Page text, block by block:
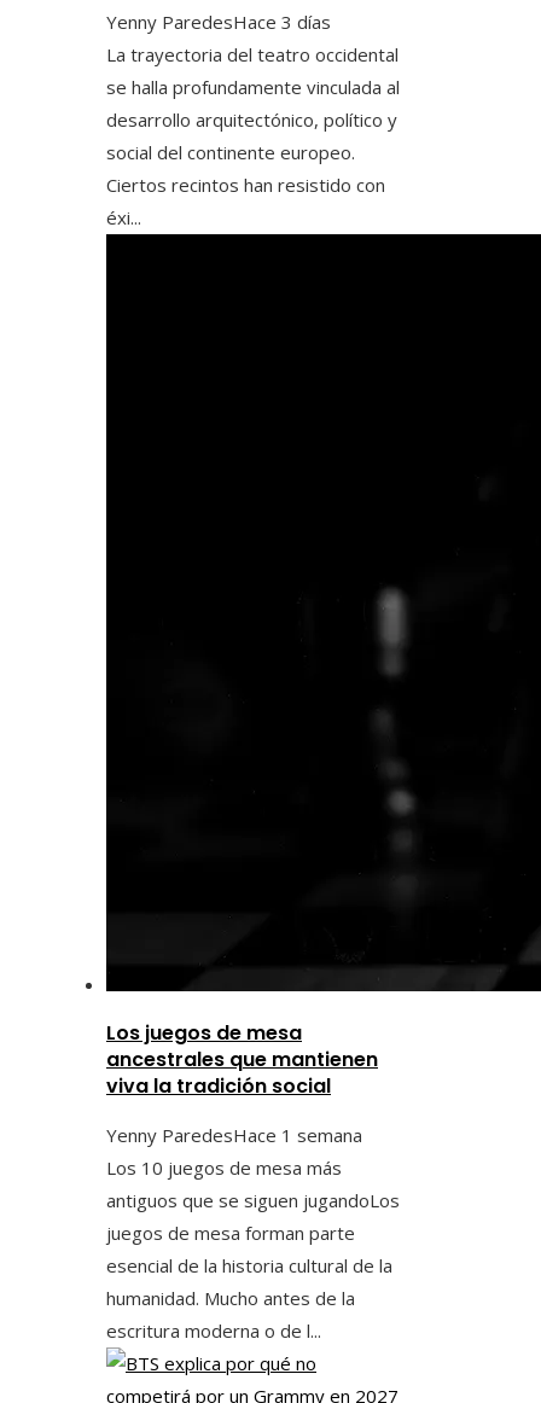
Yenny ParedesHace 3 días
La trayectoria del teatro occidental
se halla profundamente vinculada al
desarrollo arquitectónico, político y
social del continente europeo.
Ciertos recintos han resistido con
éxi...
Los juegos de mesa
ancestrales que mantienen
viva la tradición social
Yenny ParedesHace 1 semana
Los 10 juegos de mesa más
antiguos que se siguen jugandoLos
juegos de mesa forman parte
esencial de la historia cultural de la
humanidad. Mucho antes de la
escritura moderna o de l...